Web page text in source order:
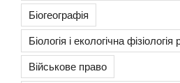
Біогеографія
Біологія і екологічна
Військове право